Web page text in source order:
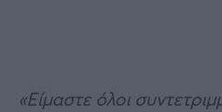
«Είμαστε όλοι